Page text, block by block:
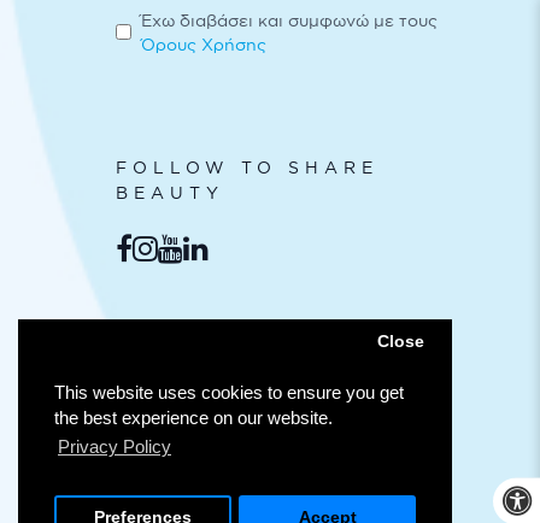
This website uses cookies to ensure you get
the best experience on our website.
Privacy Policy
Close
Preferences Accept
Έχω διαβάσει και συμφωνώ με τους
Όρους Χρήσης
FOLLOW TO SHARE
BEAUTY
© COPYRIGHT 2025 LILI DROGERIE